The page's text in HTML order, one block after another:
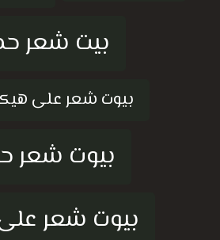
بيت شعر
بيوت شعر على
بيوت شعر
بيوت شعر